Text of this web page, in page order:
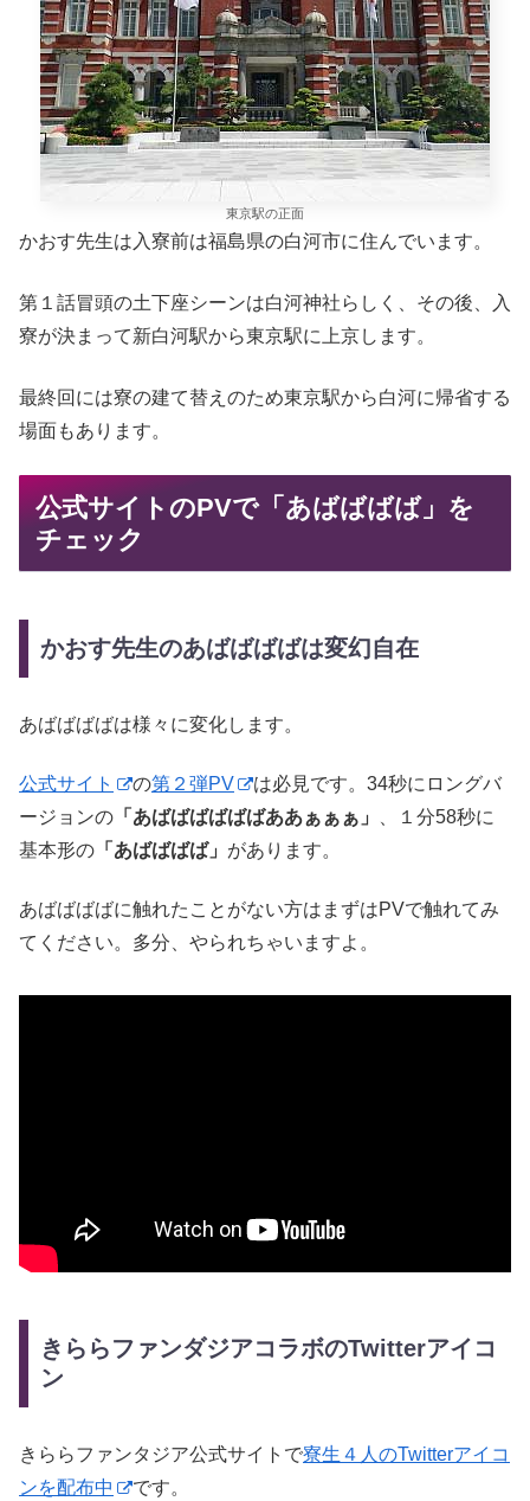
東京駅の正面
かおす先生は入寮前は福島県の白河市に住んでいます。
第１話冒頭の土下座シーンは白河神社らしく、その後、入
寮が決まって新白河駅から東京駅に上京します。
最終回には寮の建て替えのため東京駅から白河に帰省する
場面もあります。
公式サイトのPVで「あばばばば」を
チェック
かおす先生のあばばばばは変幻自在
あばばばばは様々に変化します。
公式サイト の第２弾PV
は必見です。34秒にロングバ
ージョンの 「あばばばばばばああぁぁぁ」
、１分58秒に
基本形の 「あばばばば」 があります。
あばばばばに触れたことがない方はまずはPVで触れてみ
てください。多分、やられちゃいますよ。
きららファンダジアコラボのTwitterアイコ
ン
きららファンタジア公式サイトで寮生４人のTwitterアイコ
ンを配布中
です。